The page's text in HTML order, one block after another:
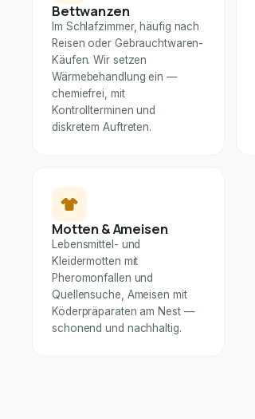
Bettwanzen
Im Schlafzimmer, häufig nach
Reisen oder Gebrauchtwaren-
Käufen. Wir setzen
Wärmebehandlung ein —
chemiefrei, mit
Kontrollterminen und
diskretem Auftreten.
Motten & Ameisen
Lebensmittel- und
Kleidermotten mit
Pheromonfallen und
Quellensuche, Ameisen mit
Köderpräparaten am Nest —
schonend und nachhaltig.